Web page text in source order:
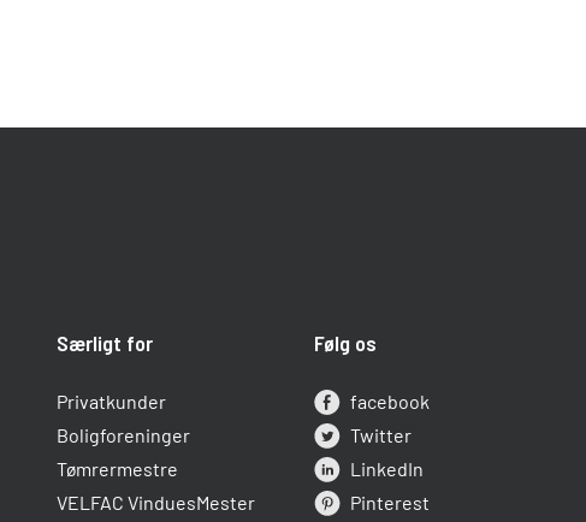
Særligt for
Privatkunder
Boligforeninger
Tømrermestre
VELFAC VinduesMester
Følg os
facebook
Twitter
LinkedIn
Pinterest